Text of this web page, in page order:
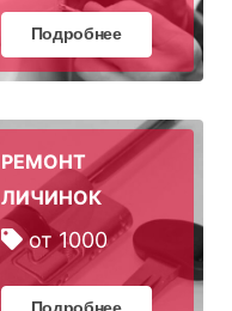
Подробнее
РЕМОНТ
ЛИЧИНОК
от 1000